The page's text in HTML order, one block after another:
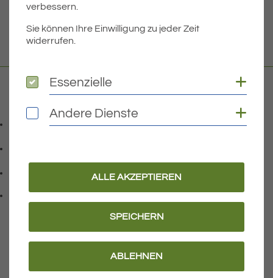
DOWNLOAD
07541 9708-0
Telefonnummer: 0 7 5 4 1 9 7 0 8 0
info@eriskirch.de
E-Mail Adresse: info@eriskirch.de
Adresse:
Wichtige Links
verbessern.
Sie können Ihre Einwilligung zu jeder Zeit
widerrufen.
Essenzielle
Essenzielle
Andere Dienste
Andere Dienste
ALLE AKZEPTIEREN
SPEICHERN
ABLEHNEN